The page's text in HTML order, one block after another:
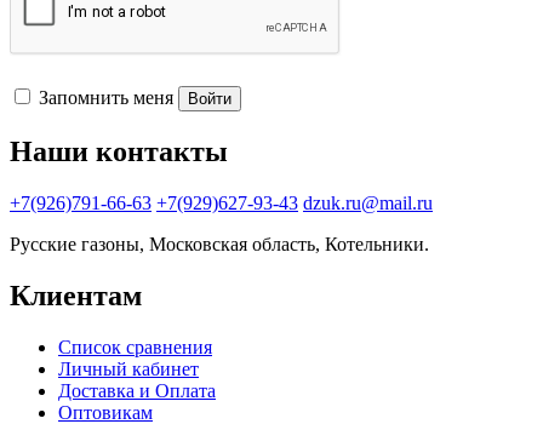
Запомнить меня Войти
Наши контакты
+7(926)791-66-63 +7(929)627-93-43 dzuk.ru@mail.ru
Русские газоны, Московская область, Котельники.
Клиентам
Список сравнения
Личный кабинет
Доставка и Оплата
Оптовикам